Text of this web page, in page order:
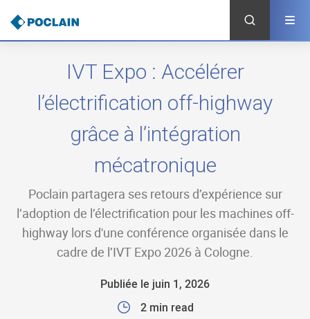
contenu
principal
IVT Expo : Accélérer
l’électrification off-highway
grâce à l’intégration
mécatronique
Poclain partagera ses retours d’expérience sur
l’adoption de l’électrification pour les machines off-
highway lors d'une conférence organisée dans le
cadre de l’IVT Expo 2026 à Cologne.
Publiée le juin 1, 2026
2 min read